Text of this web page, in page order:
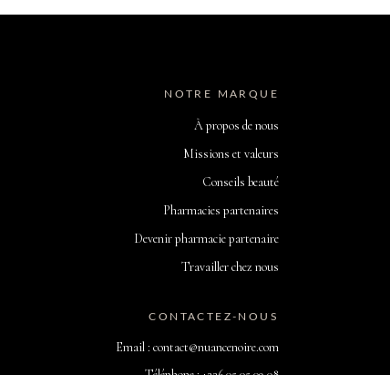
NOTRE MARQUE
À propos de nous
Missions et valeurs
Conseils beauté
Pharmacies partenaires
Devenir pharmacie partenaire
Travailler chez nous
CONTACTEZ-NOUS
Email : contact@nuancenoire.com